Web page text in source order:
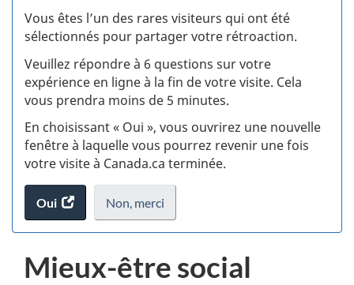
Vous êtes l’un des rares visiteurs qui ont été
sélectionnés pour partager votre rétroaction.
Veuillez répondre à 6 questions sur votre
expérience en ligne à la fin de votre visite. Cela
vous prendra moins de 5 minutes.
En choisissant « Oui », vous ouvrirez une nouvelle
fenêtre à laquelle vous pourrez revenir une fois
votre visite à Canada.ca terminée.
Oui
accéder
au
Non, je
ne
pas
participer
merci
Mieux-être social